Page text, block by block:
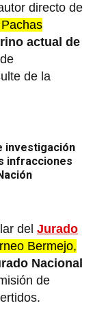
directo de
actual de
de la
investigación
infracciones
del Jurado
Bermejo,
Nacional
de